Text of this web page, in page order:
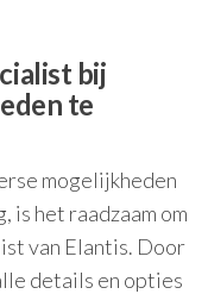
bij
te
mogelijkheden
is het raadzaam om
van Elantis. Door
details en opties